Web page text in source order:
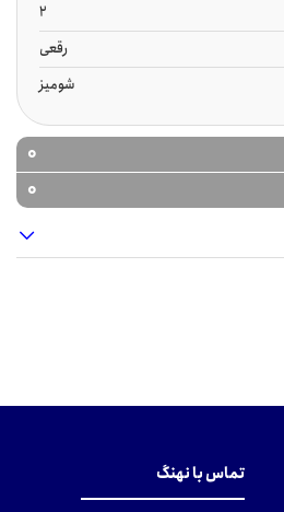
2
رقعی
شومیز
0
0
تماس با نهنگ